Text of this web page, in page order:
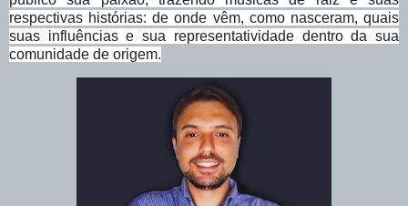
respectivas histórias: de onde vêm, como nasceram, quais
suas influências e sua representatividade dentro da sua
comunidade de origem.